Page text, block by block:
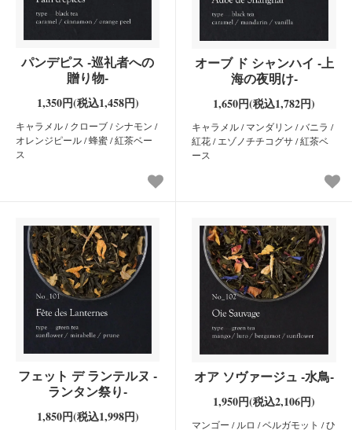
パンデピス -巡礼者への
贈り物-
1,350円(税込1,458円)
キャラメル / クローブ / シナモン /
オレンジピール / 蜂蜜 / 紅茶ベー
ス
オーブ ド シャンハイ -上
海の夜明け-
1,650円(税込1,782円)
キャラメル / マンダリン / バニラ /
紅花 / エゾノチチコグサ / 紅茶ベ
ース
フェット デ ランテルヌ -
ランタン祭り-
1,850円(税込1,998円)
オア ソヴァージュ -水鳥-
1,950円(税込2,106円)
マンゴー / ルロ / ベルガモット / ひ